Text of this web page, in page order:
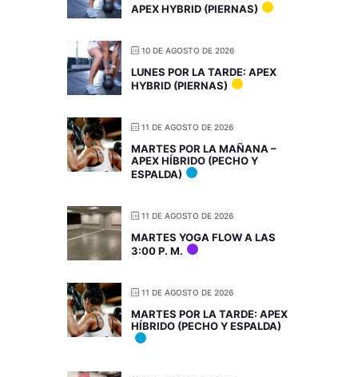
APEX HYBRID (PIERNAS)
10 DE AGOSTO DE 2026
LUNES POR LA TARDE: APEX
HYBRID (PIERNAS)
11 DE AGOSTO DE 2026
MARTES POR LA MAÑANA –
APEX HÍBRIDO (PECHO Y
ESPALDA)
11 DE AGOSTO DE 2026
MARTES YOGA FLOW A LAS
3:00 P. M.
11 DE AGOSTO DE 2026
MARTES POR LA TARDE: APEX
HÍBRIDO (PECHO Y ESPALDA)